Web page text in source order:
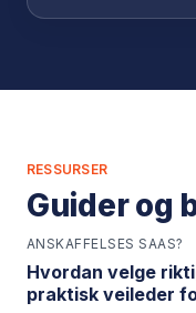
RESSURSER
Guider og
ANSKAFFELSES SAAS?
Hvordan velge
praktisk veileder